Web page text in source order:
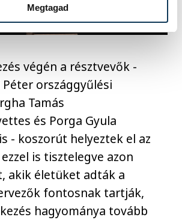
Megtagad
végén a résztvevők -
országgyűlési
Tamás
és Porga Gyula
- koszorút helyeztek el az
is tisztelegve azon
akik életüket adták a
fontosnak tartják,
hagyománya tovább